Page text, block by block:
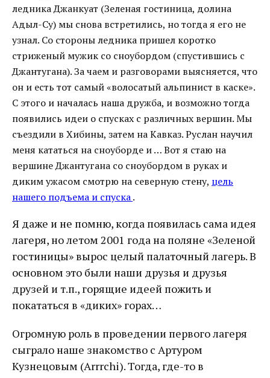
ледника Джанкуат (Зеленая гостиница, долина
Адыл-Су) мы снова встретились, но тогда я его не
узнал. Со стороны ледника пришел коротко
стриженый мужик со сноубордом (спустившись с
Джантугана). За чаем и разговорами выясняется, что
он и есть тот самый «волосатый альпинист в каске».
С этого и началась наша дружба, и возможно тогда
появились идеи о спусках с различных вершин. Мы
съездили в Хибины, затем на Кавказ. Руслан научил
меня кататься на сноуборде и … Вот я стаю на
вершине Джантугана со сноубордом в руках и
диким ужасом смотрю на северную стену, цель
нашего подъема и спуска.
Я даже и не помню, когда появилась сама идея
лагеря, но летом 2001 года на поляне «Зеленой
гостиницы» вырос целый палаточный лагерь. В
основном это были наши друзья и друзья
друзей и т.п., горящие идеей пожить и
покататься в «диких» горах…
Огромную роль в проведении первого лагеря
сыграло наше знакомство с Артуром
Кузнецовым (Arrrchi). Тогда, где-то в